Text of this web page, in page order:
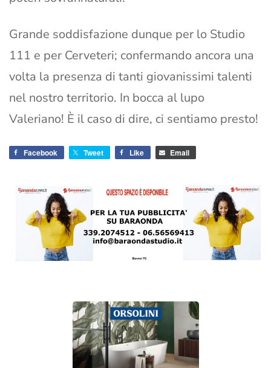
Grande soddisfazione dunque per lo Studio
111 e per Cerveteri; confermando ancora una
volta la presenza di tanti giovanissimi talenti
nel nostro territorio. In bocca al lupo
Valeriano! È il caso di dire, ci sentiamo presto!
Facebook Tweet Like Email